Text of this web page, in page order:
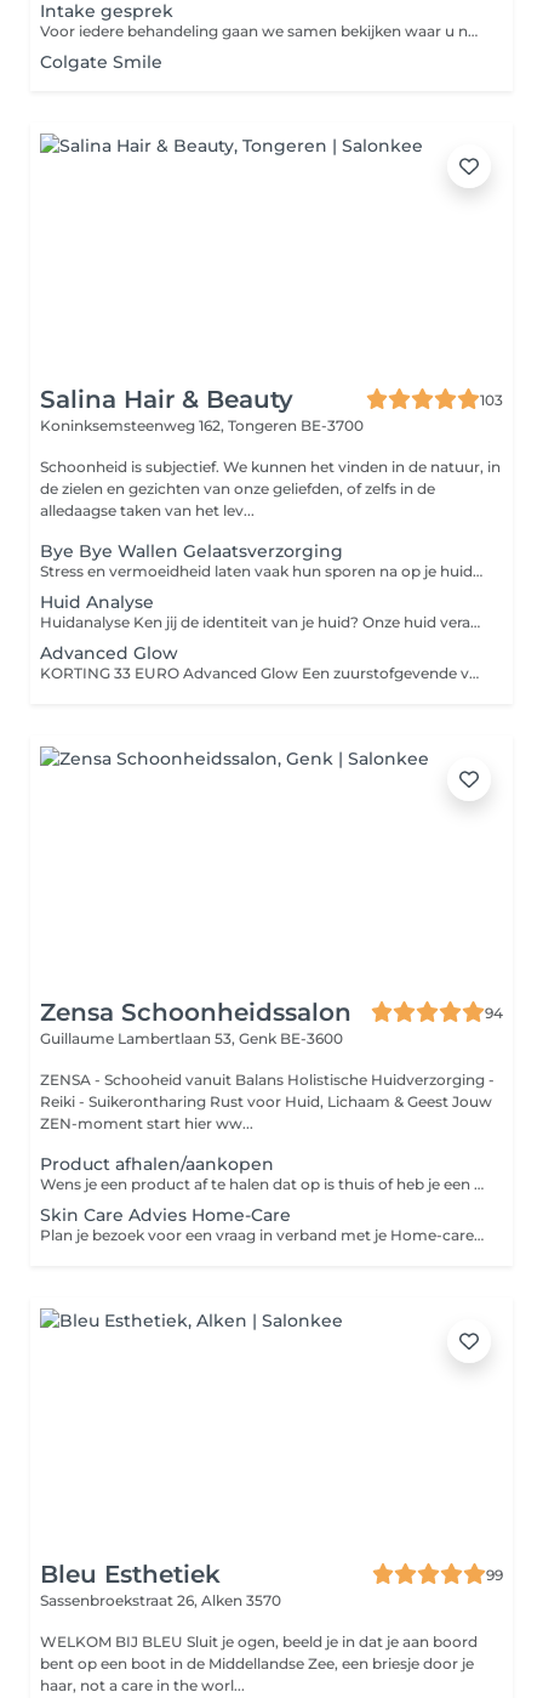
Intake gesprek
Voor iedere behandeling gaan we samen bekijken waar u naar op zoek bent aan de hand van een leuk gesprekje. Hier kan ik luisteren naar al je wensen & je nadien de behandeling op maat geven.
Colgate Smile
Salina Hair & Beauty
103
Koninksemsteenweg 162, Tongeren BE-3700
Schoonheid is subjectief. We kunnen het vinden in de natuur, in
de zielen en gezichten van onze geliefden, of zelfs in de
alledaagse taken van het lev...
Bye Bye Wallen Gelaatsverzorging
Stress en vermoeidheid laten vaak hun sporen na op je huid. Deze verfrissende verzorging helpt om: Vermoeide huid weer te laten stralen Tekenen van stress te verminderen De huid diep te hydrateren Je natuurlijke glow terug te brengen
Huid Analyse
Huidanalyse Ken jij de identiteit van je huid? Onze huid verandert voortdurend en heeft daardoor specifieke noden. Met een uitgebreide digitale huidanalyse ontdek je waar jouw huid vandaag écht behoefte aan heeft. Wat mag je verwachten: Een volledige analyse met een professioneel huidanalyse-apparaat. 9 metingen: hydratatie, overtollig talg, elasticiteit, schilfering, poriën, pigmentvlekken, kraaienpootjes, voorhoofdsrimpels en couperose. Persoonlijk advies en een behandel- of productplan op maat. Prijsinformatie: De kostprijs van de huidanalyse wordt in mindering gebracht bij een behandeling of aankoop van producten.
Advanced Glow
KORTING 33 EURO Advanced Glow Een zuurstofgevende verzorging die zelfs de meest doffe huid weer laat stralen. Dankzij een dubbele exfoliatie wordt de huid grondig gereinigd en wordt de teint geëgaliseerd. Met de Oxy Booster herleeft je huid, terwijl het peel-off Glow Mask voor extra zuiverheid, gladheid en een intense glans zorgt. Het resultaat: een frisse, egale en stralende huid. Prijsinformatie: De vermelde prijs is een startprijs.
Zensa Schoonheidssalon
94
Guillaume Lambertlaan 53, Genk BE-3600
ZENSA - Schooheid vanuit Balans Holistische Huidverzorging -
Reiki - Suikerontharing Rust voor Huid, Lichaam & Geest Jouw
ZEN-moment start hier ww...
Product afhalen/aankopen
Wens je een product af te halen dat op is thuis of heb je een webshop bestelling gedaan en wens je deze af te halen! Plan dan dit momentje in ideaal om zeker je afhaalmomentje te garanderen!
Skin Care Advies Home-Care
Plan je bezoek voor een vraag in verband met je Home-care product! Analyse + advies hoe je thuis je huid best kunt verzorgen!
Bleu Esthetiek
99
Sassenbroekstraat 26, Alken 3570
WELKOM BIJ BLEU Sluit je ogen, beeld je in dat je aan boord
bent op een boot in de Middellandse Zee, een briesje door je
haar, not a care in the worl...